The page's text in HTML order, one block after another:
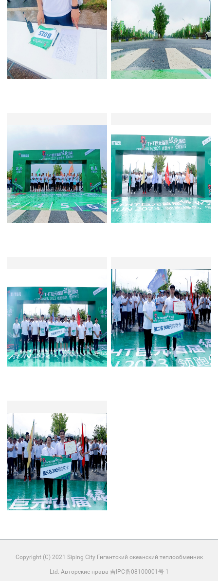
Copyright (C) 2021 Siping City Гигантский океанский теплообменник
Ltd. Авторские права 吉IPC备08100001号-1